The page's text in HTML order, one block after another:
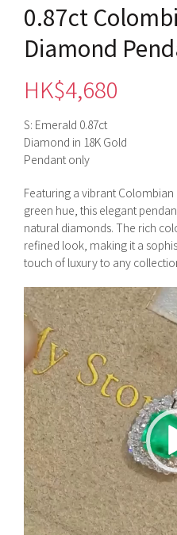
0.87ct
Diamond
HK$4,680
S: Emerald 0.87ct
Diamond in 18K Gold
Pendant only
Featuring a vibrant
green hue, this elegant
natural diamonds. The rich
refined look, making it a
touch of luxury to any
視
訊
放
器